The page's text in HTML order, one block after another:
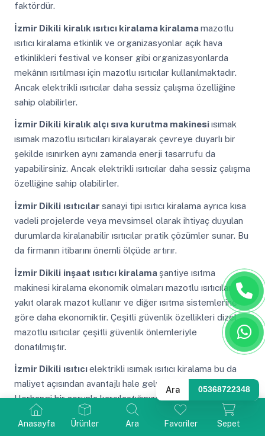
Anasayfa Ürünler Ara Favoriler Sepet
faktördür.
İzmir Dikili kiralık ısıtıcı kiralama kiralamamazotlu
ısıtıcı kiralama etkinlik ve organizasyonlar açık hava
etkinlikleri festival ve konser gibi organizasyonlarda
mekânın ısıtılması için mazotlu ısıtıcılar kullanılmaktadır.
Ancak elektrikli ısıtıcılar daha sessiz çalışma özelliğine
sahip olabilirler.
İzmir Dikili kiralık alçı sıva kurutma makinesiısımak
ısımak mazotlu ısıtıcıları kiralayarak çevreye duyarlı bir
şekilde ısınırken aynı zamanda enerji tasarrufu da
yapabilirsiniz. Ancak elektrikli ısıtıcılar daha sessiz çalışma
özelliğine sahip olabilirler.
İzmir Dikili ısıtıcılar sanayi tipi ısıtıcı kiralama ayrıca kısa
vadeli projelerde veya mevsimsel olarak ihtiyaç duyulan
durumlarda kiralanabilir ısıtıcılar pratik çözümler sunar. Bu
da firmanın itibarını önemli ölçüde artırır.
İzmir Dikili inşaat ısıtıcı kiralama şantiye ısıtma
makinesi kiralama ekonomik olmaları mazotlu ısıtıcılar
yakıt olarak mazot kullanır ve diğer ısıtma sistemlerine
göre daha ekonomiktir. Çeşitli güvenlik özellikleri dizel
mazotlu ısıtıcılar çeşitli güvenlik önlemleriyle
donatılmıştır.
İzmir Dikili ısıtıcıelektrikli ısımak ısıtıcı kiralama bu da
maliyet açısından avantajlı hale gelmelerini sağlar.
Herhangi bir sorunla karşılaştığınızda ise kiralama
firmasından teknik destek talep edebilirsiniz.
Ara 05368722348